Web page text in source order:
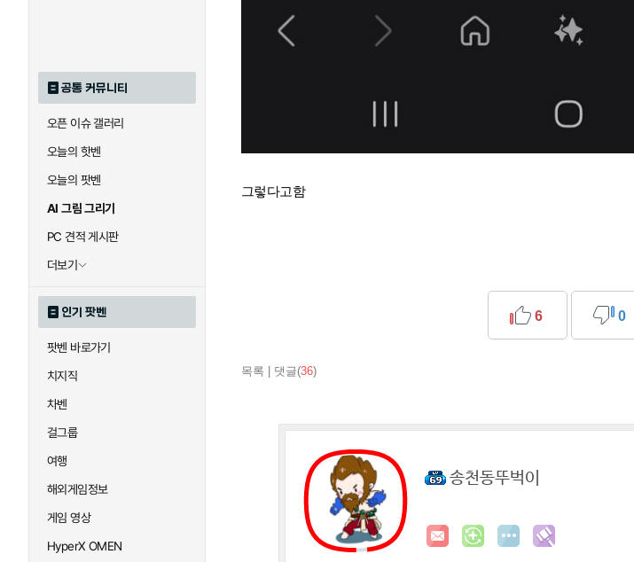
공통 커뮤니티
오픈 이슈 갤러리
오늘의 핫벤
오늘의 팟벤
AI 그림 그리기
PC 견적 게시판
더보기
인기 팟벤
팟벤 바로가기
치지직
차벤
걸그룹
여행
해외게임정보
게임 영상
HyperX OMEN
그렇다고함
목록 댓글(36)
6 0
송천동뚜벅이